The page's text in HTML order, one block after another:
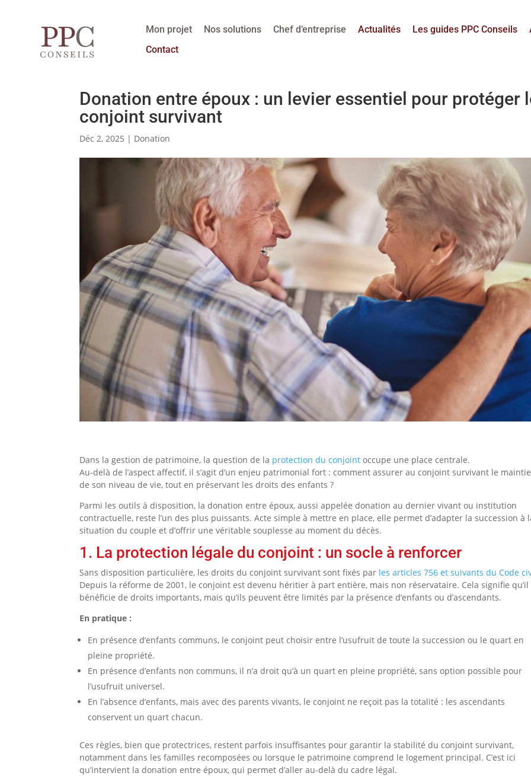
Mon projet Nos solutions Chef d’entreprise Actualités Les guides PPC Conseils
Contact
Donation entre époux : un levier essentiel pour protéger
conjoint survivant
Déc 2, 2025 | Donation
Dans la gestion de patrimoine, la question de la protection du conjoint occupe une place centrale.
Au-delà de l’aspect affectif, il s’agit d’un enjeu patrimonial fort : comment assurer au conjoint survivant le
de son niveau de vie, tout en préservant les droits des enfants ?
Parmi les outils à disposition, la donation entre époux, aussi appelée donation au dernier vivant ou institution
contractuelle, reste l’un des plus puissants. Acte simple à mettre en place, elle permet d’adapter la succession à
situation du couple et d’offrir une véritable souplesse au moment du décès.
1. La protection légale du conjoint : un socle à renforcer
Sans disposition particulière, les droits du conjoint survivant sont fixés par les articles 756 et suivants du Code
Depuis la réforme de 2001, le conjoint est devenu héritier à part entière, mais non réservataire. Cela signifie qu’il
bénéficie de droits importants, mais qu’ils peuvent être limités par la présence d’enfants ou d’ascendants.
En pratique :
En présence d’enfants communs, le conjoint peut choisir entre l’usufruit de toute la succession ou le quart en
pleine propriété.
En présence d’enfants non communs, il n’a droit qu’à un quart en pleine propriété, sans option possible pour
l’usufruit universel.
En l’absence d’enfants, mais avec des parents vivants, le conjoint ne reçoit pas la totalité : les ascendants
conservent un quart chacun.
Ces règles, bien que protectrices, restent parfois insuffisantes pour garantir la stabilité du conjoint survivant,
notamment dans les familles recomposées ou lorsque le patrimoine comprend le logement principal. C’est ici
qu’intervient la donation entre époux, qui permet d’aller au-delà du cadre légal.